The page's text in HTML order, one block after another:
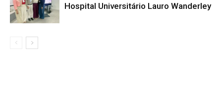
Hospital Universitário Lauro Wanderley